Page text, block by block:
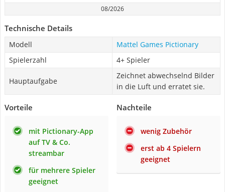
08/2026
Technische Details
Modell
Mattel Games Pictionary
Spielerzahl
4+ Spieler
Hauptaufgabe
Zeichnet abwechselnd Bilder
in die Luft und erratet sie.
Vorteile
mit Pictionary-App
auf TV & Co.
streambar
für mehrere Spieler
geeignet
Nachteile
wenig Zubehör
erst ab 4 Spielern
geeignet